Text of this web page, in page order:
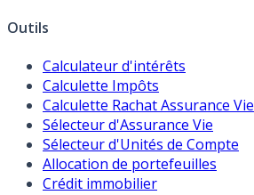
Outils
Calculateur d'intérêts
Calculette Impôts
Calculette Rachat Assurance Vie
Sélecteur d'Assurance Vie
Sélecteur d'Unités de Compte
Allocation de portefeuilles
Crédit immobilier